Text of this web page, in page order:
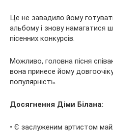
Це не завадило йому
альбому і знову намагатися
пісенних конкурсів.
Можливо, головна пісня
вона принесе йому
популярність.
Досягнення Діми Білана:
• Є заслуженим артистом